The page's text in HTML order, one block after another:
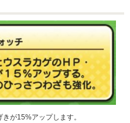
が15%アップします。